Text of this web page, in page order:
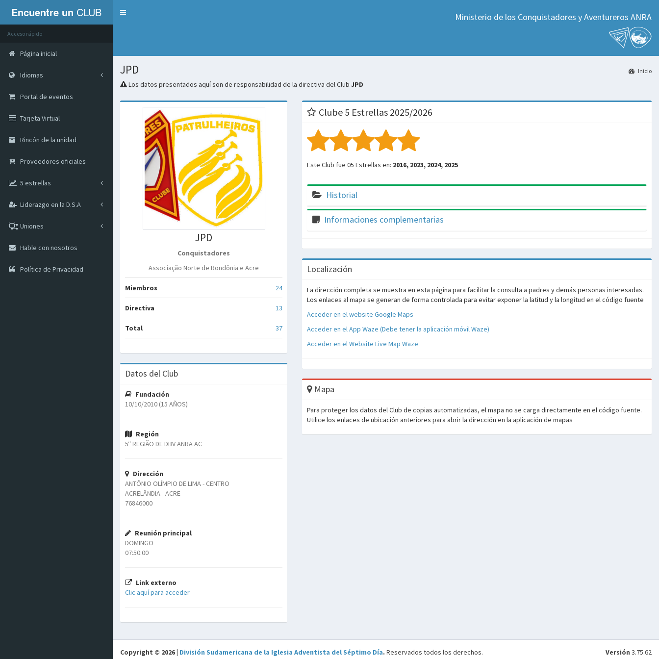
Encuentre un CLUB Servicios Ministerio de los Conquistadores y Aventureros ANRA
Acceso rápido
Página inicial
Idiomas
Portal de eventos
Tarjeta Virtual
Rincón de la unidad
Proveedores oficiales
5 estrellas
Liderazgo en la D.S.A
Uniones
Hable con nosotros
Política de Privacidad
JPD
Los datos presentados aquí son de responsabilidad de la directiva del Club JPD
Inicio
JPD
Conquistadores
Associação Norte de Rondônia e Acre
Miembros 24
Directiva 13
Total 37
Datos del Club
Fundación
10/10/2010 (15 AÑOS)
Región
5ª REGIÃO DE DBV ANRA AC
Dirección
ANTÔNIO OLÍMPIO DE LIMA - CENTRO
ACRELÂNDIA - ACRE
76846000
Reunión principal
DOMINGO
07:50:00
Link externo
Clic aquí para acceder
Clube 5 Estrellas 2025/2026
Este Club fue 05 Estrellas en: 2016, 2023, 2024, 2025
Historial
Informaciones complementarias
Localización
La dirección completa se muestra en esta página para facilitar la consulta a padres y demás personas interesadas.
Los enlaces al mapa se generan de forma controlada para evitar exponer la latitud y la longitud en el código fuente
Acceder en el website Google Maps
Acceder en el App Waze (Debe tener la aplicación móvil Waze)
Acceder en el Website Live Map Waze
Mapa
Para proteger los datos del Club de copias automatizadas, el mapa no se carga directamente en el código fuente.
Utilice los enlaces de ubicación anteriores para abrir la dirección en la aplicación de mapas
Versión 3.75.62
Copyright © 2026 | División Sudamericana de la Iglesia Adventista del Séptimo Día. Reservados todos los derechos.